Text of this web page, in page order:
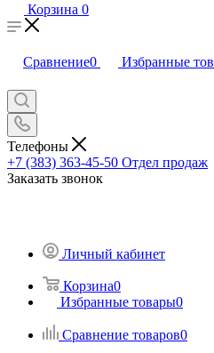
Корзина 0
Сравнение0 Избранные
Телефоны
+7 (383) 363-45-50 Отдел продаж
Заказать звонок
Личный кабинет
Корзина0
Избранные товары0
Сравнение товаров0